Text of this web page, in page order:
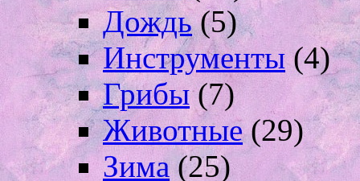
Дождь(5)
Инструменты(4)
Грибы(7)
Животные(29)
Зима(25)